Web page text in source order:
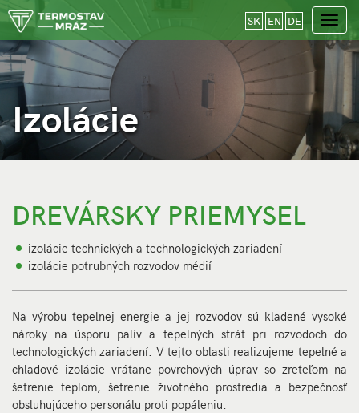
SK EN DE
Izolácie
Izolácie
DREVÁRSKY PRIEMYSEL
izolácie technických a technologických zariadení
izolácie potrubných rozvodov médií
Na výrobu tepelnej energie a jej rozvodov sú kladené vysoké
nároky na úsporu palív a tepelných strát pri rozvodoch do
technologických zariadení. V tejto oblasti realizujeme tepelné a
chladové izolácie vrátane povrchových úprav so zreteľom na
šetrenie teplom, šetrenie životného prostredia a bezpečnosť
obsluhujúceho personálu proti popáleniu.